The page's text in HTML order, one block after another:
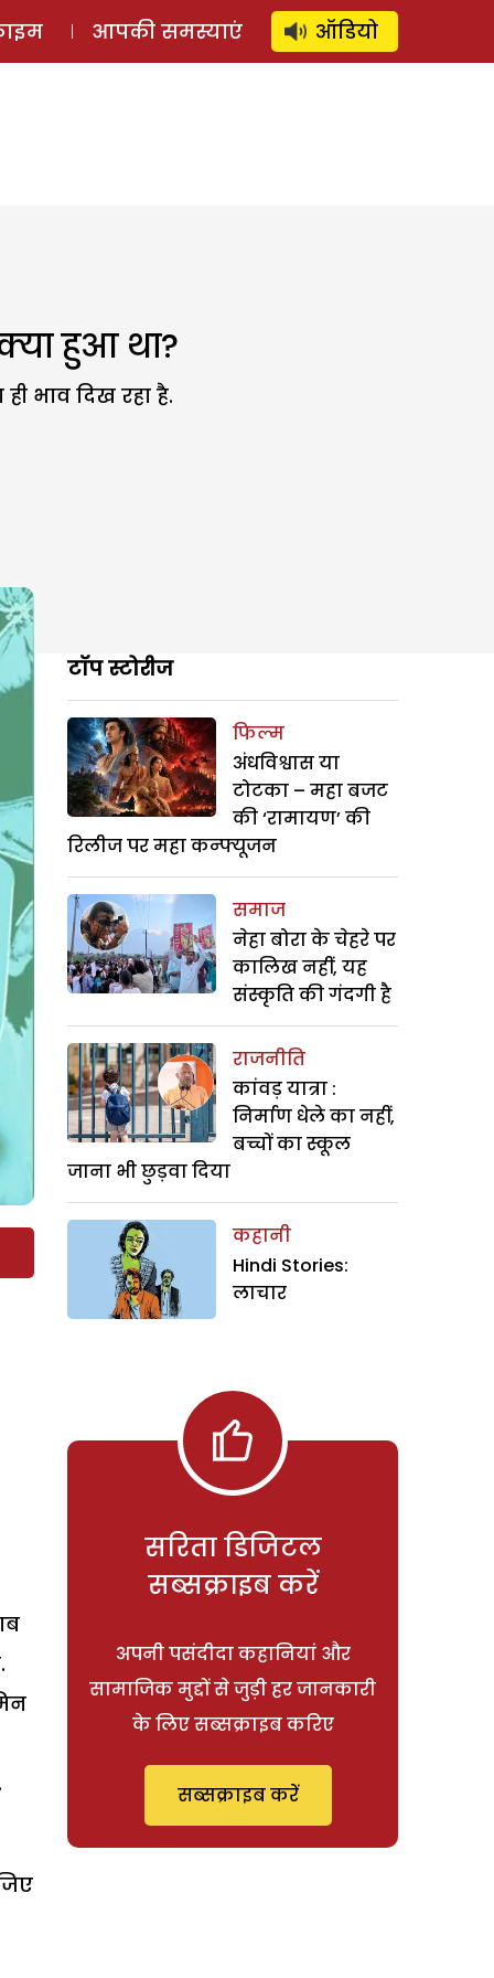
लॉग इन ⚲ SUBSCRIBE
आपकी समस्याएं ऑडियो
हुआ था?
भाव दिख रहा है.
टॉप स्टोरीज
फिल्म
अंधविश्वास या
टोटका – महा बजट
की ‘रामायण’ की
रिलीज पर महा कन्फ्यूजन
समाज
नेहा बोरा के चेहरे पर
कालिख नहीं, यह
संस्कृति की गंदगी है
राजनीति
कांवड़ यात्रा :
निर्माण धेले का नहीं,
बच्चों का स्कूल
जाना भी छुड़वा दिया
कहानी
Hindi Stories:
लाचार
सरिता डिजिटल
सब्सक्राइब करें
अपनी पसंदीदा कहानियां और
सामाजिक मुद्दों से जुड़ी हर जानकारी
के लिए सब्सक्राइब करिए
सब्सक्राइब करें